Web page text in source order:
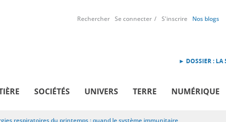
Rechercher Se connecter S'inscrire Nos blogs
► DOSSIER : LA
SOCIÉTÉS UNIVERS TERRE NUMÉRIQUE
respiratoires du printemps : quand le système immunitaire